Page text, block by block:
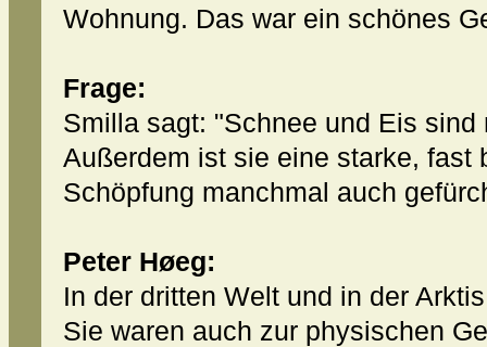
Wohnung. Das war ein schönes
Frage:
Smilla sagt: "Schnee und Eis
Außerdem ist sie eine starke, fast
Schöpfung manchmal auch
Peter Høeg:
In der dritten Welt und in der
Sie waren auch zur physischen